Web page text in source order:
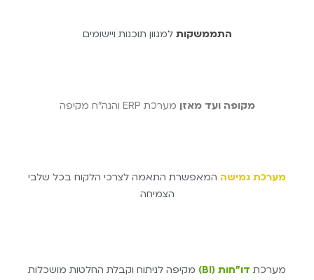
התממשקות למגוון תוכנות ויישומים
מקופה ועד מאזן מערכת ERP והנה"ח מקיפה
מערכת גמישה המאפשרת התאמה לצרכי הלקוח בכל שלבי
הצמיחה
מערכת דו"חות (BI) מקיפה לניתוח וקבלת החלטות מושכלות